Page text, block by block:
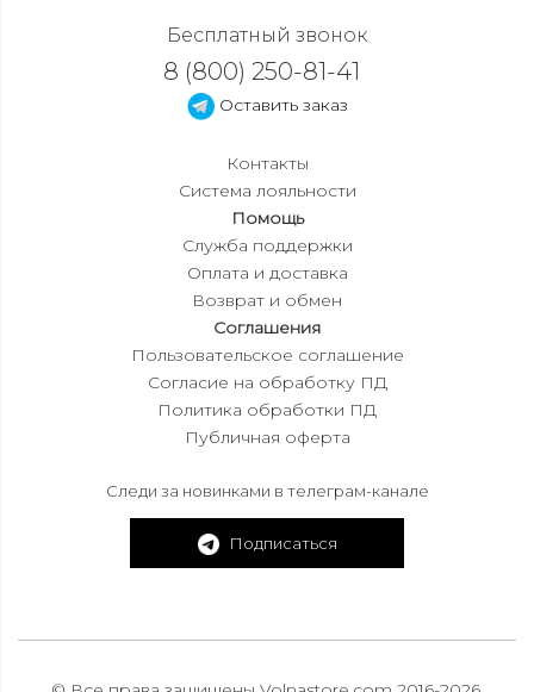
Бесплатный звонок
8 (800) 250-81-41
Оставить заказ
Контакты
Система лояльности
Помощь
Служба поддержки
Оплата и доставка
Возврат и обмен
Соглашения
Пользовательское соглашение
Согласие на обработку ПД
Политика обработки ПД
Публичная оферта
Следи за новинками в телеграм-канале
Подписаться